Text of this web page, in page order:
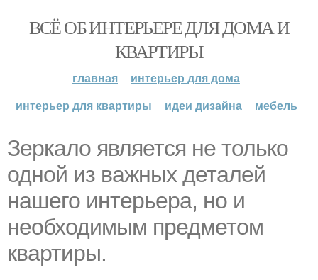
ВСЁ ОБ ИНТЕРЬЕРЕ ДЛЯ ДОМА И
КВАРТИРЫ
главная
интерьер для дома
интерьер для квартиры
идеи дизайна мебель
Зеркало является не только
одной из важных деталей
нашего интерьера, но и
необходимым предметом
квартиры.